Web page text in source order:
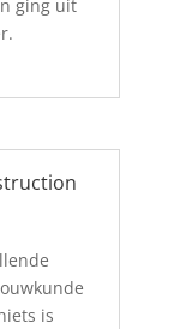
ging uit
is